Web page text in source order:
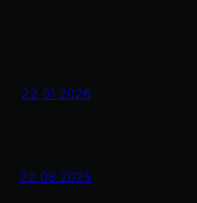
22.01.2026
22.08.2025